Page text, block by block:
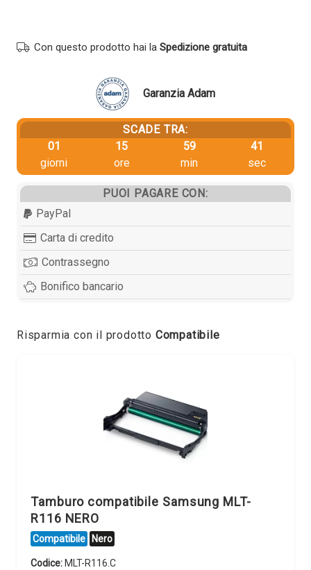
R116
Con questo prodotto hai la Spedizione gratuita
Garanzia Adam
SCADE TRA:
01
giorni
15
ore
59
min
41
sec
PUOI PAGARE CON:
PayPal
Carta di credito
Contrassegno
Bonifico bancario
Risparmia con il prodotto Compatibile
Tamburo compatibile Samsung MLT-
R116 NERO
Compatibile Nero
Codice: MLT-R116.C